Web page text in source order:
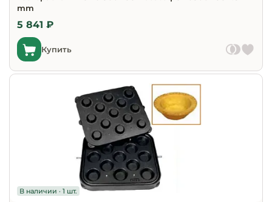
mm
5 841 ₽
Купить
В наличии · 1 шт.